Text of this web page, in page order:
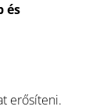
és
erősíteni.